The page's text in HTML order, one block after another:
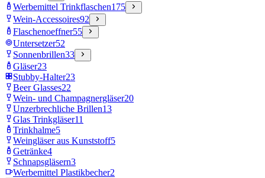
Werbemittel Trinkflaschen175
Wein-Accessoires92
Flaschenoeffner55
Untersetzer52
Sonnenbrillen33
Gläser23
Stubby-Halter23
Beer Glasses22
Wein- und Champagnergläser20
Unzerbrechliche Brillen13
Glas Trinkgläser11
Trinkhalme5
Weingläser aus Kunststoff5
Getränke4
Schnapsgläsern3
Werbemittel Plastikbecher2